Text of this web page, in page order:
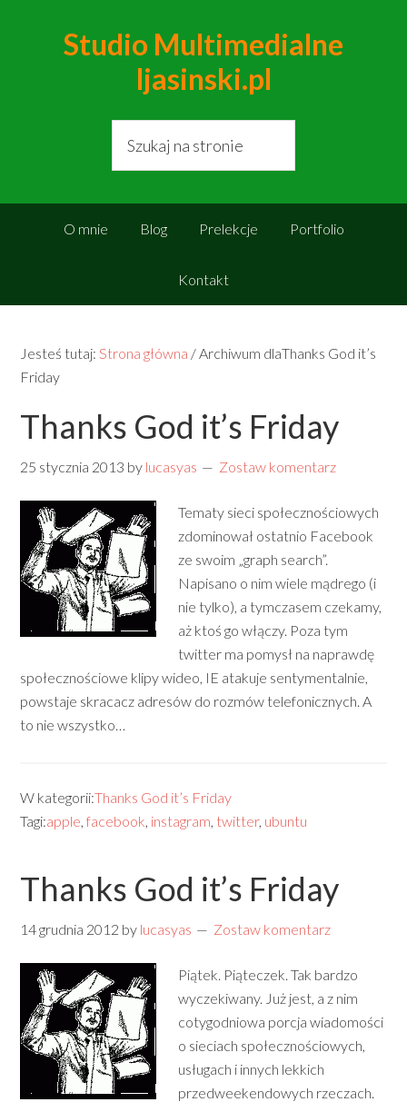
Studio Multimedialne
ljasinski.pl
O mnie Blog Prelekcje Portfolio
Kontakt
Jesteś tutaj:Strona główna /Archiwum dlaThanks God it’s
Friday
Thanks God it’s Friday
25 stycznia 2013 by lucasyas Zostaw komentarz
Tematy sieci społecznościowych
zdominował ostatnio Facebook
ze swoim „graph search”.
Napisano o nim wiele mądrego (i
nie tylko), a tymczasem czekamy,
aż ktoś go włączy. Poza tym
twitter ma pomysł na naprawdę
społecznościowe klipy wideo, IE atakuje sentymentalnie,
powstaje skracacz adresów do rozmów telefonicznych. A
to nie wszystko…
W kategorii:Thanks God it’s Friday
Tagi:apple,facebook, instagram, twitter, ubuntu
Thanks God it’s Friday
14 grudnia 2012 by lucasyas Zostaw komentarz
Piątek. Piąteczek. Tak bardzo
wyczekiwany. Już jest, a z nim
cotygodniowa porcja wiadomości
o sieciach społecznościowych,
usługach i innych lekkich
przedweekendowych rzeczach.